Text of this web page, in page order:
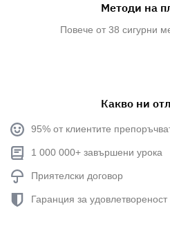
Методи на
Повече от 38 сигурни
Какво ни
95% от клиентите
1 000 000+ завършени урока
Приятелски договор
Гаранция за удовлетвореност